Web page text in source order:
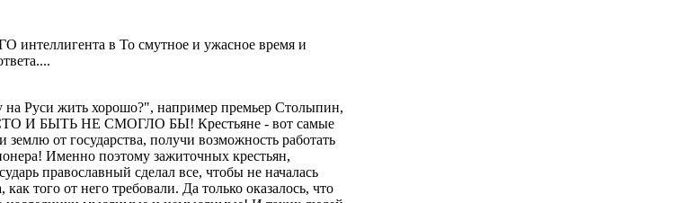
интеллигента в То смутное и ужасное время и
Руси жить хорошо?", например премьер Столыпин,
И БЫТЬ НЕ СМОГЛО БЫ! Крестьяне - вот самые
от государства, получи возможность работать
Именно поэтому зажиточных крестьян,
православный сделал все, чтобы не началась
того от него требовали. Да только оказалось, что